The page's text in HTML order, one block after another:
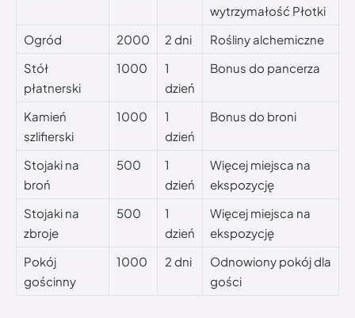
wytrzymałość Płotki
Ogród
2000 2 dni
Rośliny alchemiczne
Stół
płatnerski
1000
1
dzień
Bonus do pancerza
Kamień
szlifierski
1000
1
dzień
Bonus do broni
Stojaki na
broń
500
1
dzień
Więcej miejsca na
ekspozycję
Stojaki na
zbroje
500
1
dzień
Więcej miejsca na
ekspozycję
Pokój
gościnny
1000 2 dni
Odnowiony pokój dla
gości